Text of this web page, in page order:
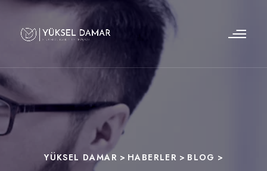
YÜKSEL DAMAR > HABERLER > BLOG >